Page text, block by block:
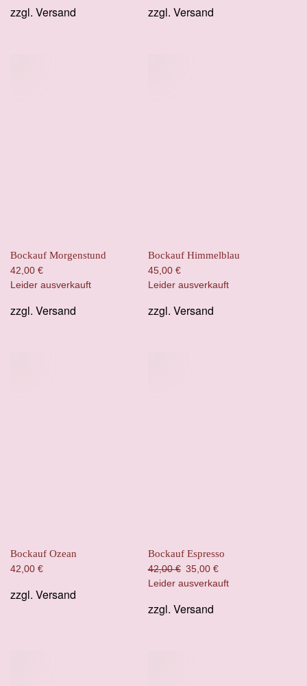
war:
zzgl. Versand zzgl. Versand
Bockauf Morgenstund
42,00 €
Leider ausverkauft
zzgl. Versand
Bockauf Himmelblau
45,00 €
Leider ausverkauft
zzgl. Versand
Bockauf Ozean
42,00 €
zzgl. Versand
Bockauf Espresso
42,00€ Ursprünglicher
Preis
42,00 €
35,00 €
Preis
Leider ausverkauft
zzgl. Versand